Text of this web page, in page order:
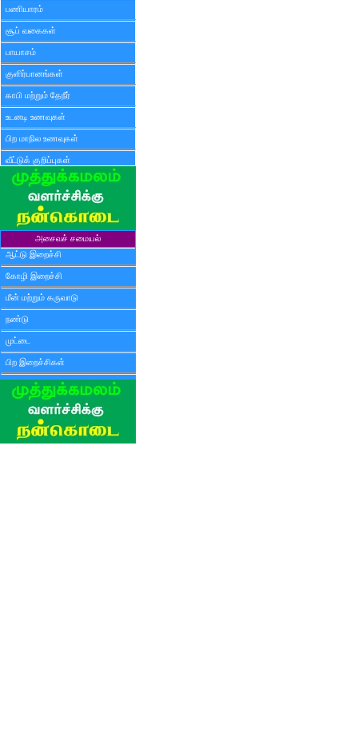
பணியாரம்
சூப் வகைகள்
பாயாசம்
குளிர்பானங்கள்
காபி மற்றும் தேநீர்
உடனடி உணவுகள்
பிற மாநில உணவுகள்
வீட்டுக் குறிப்புகள்
அசைவச் சமையல்
ஆட்டு இறைச்சி
கோழி இறைச்சி
மீன் மற்றும் கருவாடு
நண்டு
முட்டை
பிற இறைச்சிகள்